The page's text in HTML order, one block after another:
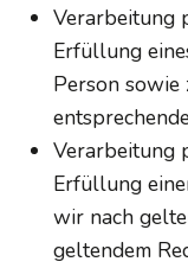
Verarbeitung
Erfüllung
Person
Verarbeitung
Erfüllung
wir nach
geltendem